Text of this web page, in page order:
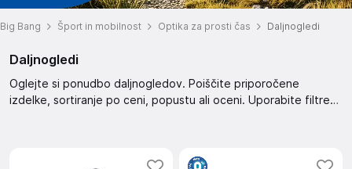
Big Bang Šport in mobilnost Optika za prosti čas Daljnogledi
Daljnogledi
Oglejte si ponudbo daljnogledov. Poiščite priporočene
izdelke, sortiranje po ceni, popustu ali oceni. Uporabite filtre